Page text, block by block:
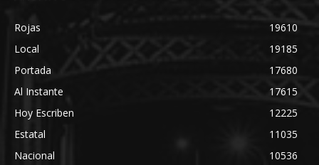
Rojas
19610
Local
19185
Portada
17680
Al Instante
17615
Hoy Escriben
12225
Estatal
11035
Nacional
10536